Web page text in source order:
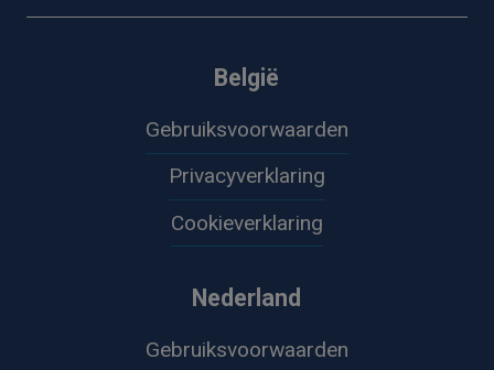
België
Gebruiksvoorwaarden
Privacyverklaring
Cookieverklaring
Nederland
Gebruiksvoorwaarden